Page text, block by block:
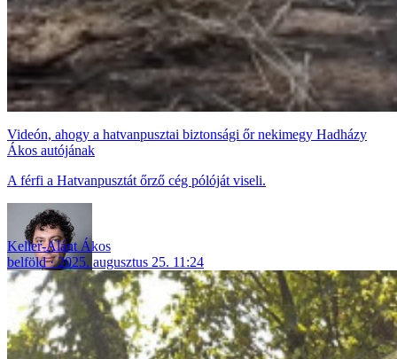
Videón, ahogy a hatvanpusztai biztonsági őr nekimegy Hadházy
Ákos autójának
A férfi a Hatvanpusztát őrző cég pólóját viseli.
Keller-Alánt Ákos
belföld
2025. augusztus 25. 11:24